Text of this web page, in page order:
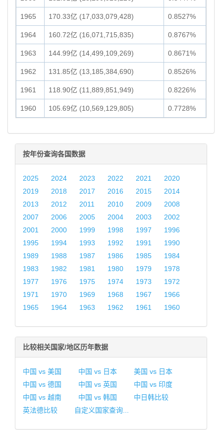
1965 170.33亿 (17,033,079,428) 0.8527%
1964 160.72亿 (16,071,715,835) 0.8767%
1963 144.99亿 (14,499,109,269) 0.8671%
1962 131.85亿 (13,185,384,690) 0.8526%
1961 118.90亿 (11,889,851,949) 0.8226%
1960 105.69亿 (10,569,129,805) 0.7728%
按年份查询各国数据
2025 2024 2023 2022 2021
2020
2019
2018 2017 2016 2015
2014
2013
2012 2011 2010 2009
2008
2007
2006 2005 2004 2003
2002
2001
2000 1999 1998 1997
1996
1995
1994 1993 1992 1991
1990
1989
1988 1987 1986 1985
1984
1983
1982 1981 1980 1979
1978
1977
1976 1975 1974 1973
1972
1971
1970 1969 1968 1967
1966
1965
1964 1963 1962 1961 1960
比较相关国家/地区历年数据
中国 vs 美国 中国 vs 日本
美国 vs 日本
中国 vs 德国
中国 vs 英国
中国 vs 印度
中国 vs 越南
中国 vs 韩国
中日韩比较
英法德比较
自定义国家查询...